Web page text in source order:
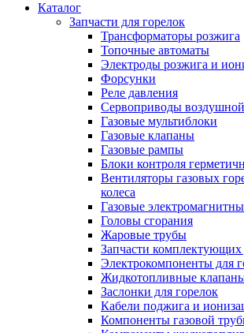
Каталог
Запчасти для горелок
Трансформаторы розжига
Топочные автоматы
Электроды розжига и
Форсунки
Реле давления
Сервоприводы воздушной
Газовые мультиблоки
Газовые клапаны
Газовые рампы
Блоки контроля
Вентиляторы газовых
колеса
Газовые
Головы сгорания
Жаровые трубы
Запчасти комплектующих
Электрокомпоненты для
Жидкотопливные
Заслонки для горелок
Кабели поджига и
Компоненты газовой